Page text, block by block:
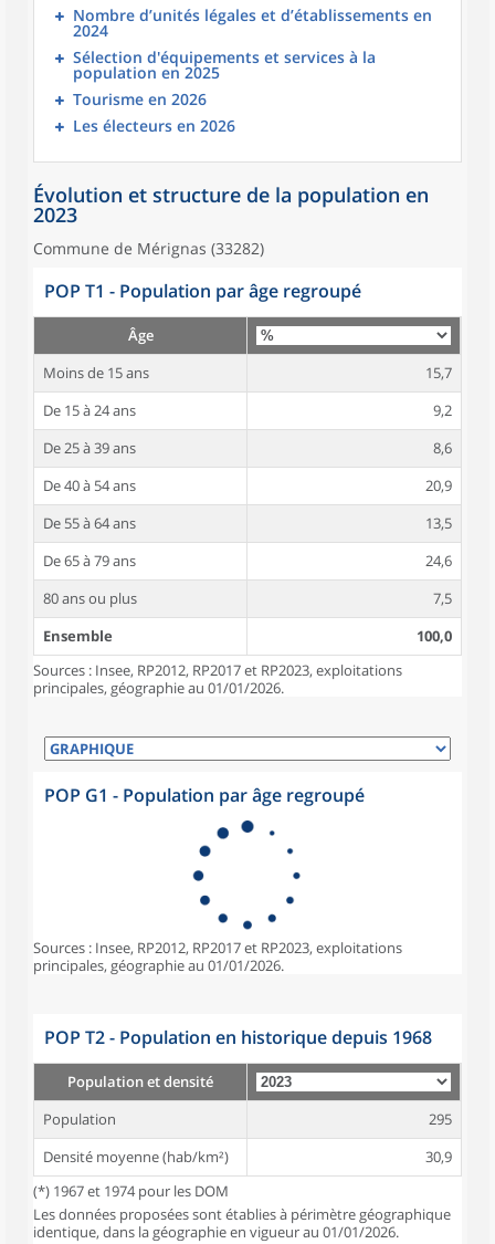
Nombre d’unités légales et d’établissements en
2024
Sélection d'équipements et services à la
population en 2025
Tourisme en 2026
Les électeurs en 2026
Évolution et structure de la population en
2023
Commune de Mérignas (33282)
POP T1 - Population par âge regroupé
Âge
Moins de 15 ans
15,7
De 15 à 24 ans
9,2
De 25 à 39 ans
8,6
De 40 à 54 ans
20,9
De 55 à 64 ans
13,5
De 65 à 79 ans
24,6
80 ans ou plus
7,5
Ensemble
100,0
Sources : Insee, RP2012, RP2017 et RP2023, exploitations
principales, géographie au 01/01/2026.
POP G1 - Population par âge regroupé
Sources : Insee, RP2012, RP2017 et RP2023, exploitations
principales, géographie au 01/01/2026.
POP T2 - Population en historique depuis 1968
Population et densité
Population
295
Densité moyenne (hab/km²)
30,9
(*) 1967 et 1974 pour les DOM
Les données proposées sont établies à périmètre géographique
identique, dans la géographie en vigueur au 01/01/2026.